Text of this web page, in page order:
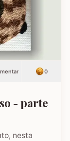
0
- parte
nesta